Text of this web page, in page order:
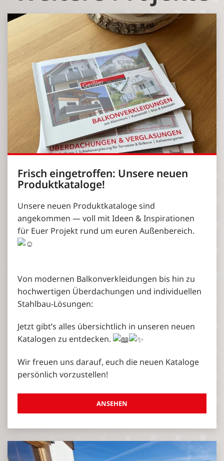
Frisch eingetroffen: Unsere neuen
Produktkataloge!
Unsere neuen Produktkataloge sind
angekommen — voll mit Ideen & Inspirationen
für Euer Projekt rund um euren Außenbereich.
Von modernen Balkonverkleidungen bis hin zu
hochwertigen Überdachungen und individuellen
Stahlbau-Lösungen:
Jetzt gibt’s alles übersichtlich in unseren neuen
Katalogen zu entdecken.
Wir freuen uns darauf, euch die neuen Kataloge
persönlich vorzustellen!
ANSEHEN